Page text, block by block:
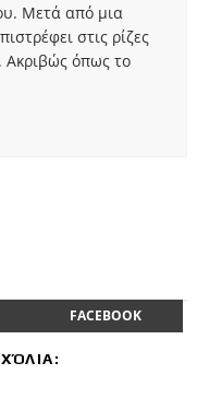
Μετά από μια
στις ρίζες
Ακριβώς όπως το
FACEBOOK